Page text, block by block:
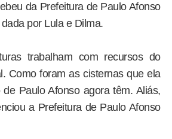
da Prefeitura de Paulo Afonso
por Lula e Dilma.
trabalham com recursos do
Como foram as cisternas que ela
Paulo Afonso agora têm. Aliás,
a Prefeitura de Paulo Afonso